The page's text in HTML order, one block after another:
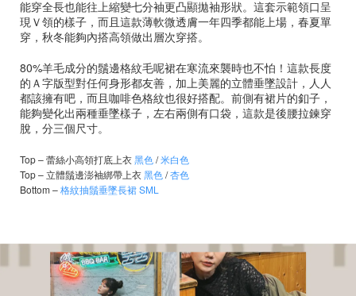
能穿全長也能往上縮變七分袖更凸顯拋袖形狀。這套示範領口呈
現Ｖ領的樣子，而且這款薄軟微透膚一年四季都能上場，春夏單
穿，秋冬能夠內搭高領做出層次穿搭。
80%羊毛成分的鬚邊格紋毛呢裙在寒流來襲時也不怕！這款長度
的Ａ字版型對任何身形都友善，加上美麗的立體垂墜設計，人人
都該擁有吧，而且咖啡色格紋也很好搭配。前側有裙片的釦子，
能夠變化出兩種垂墜樣子，左右兩側有口袋，這款是後腰拉鍊穿
脫，分三個尺寸。
Top –蕾絲小高領打底上衣黑色/米白色
Top –立體鬚邊澎袖綁帶上衣黑色/杏色
Bottom –格紋抽鬚垂墜長裙 SML